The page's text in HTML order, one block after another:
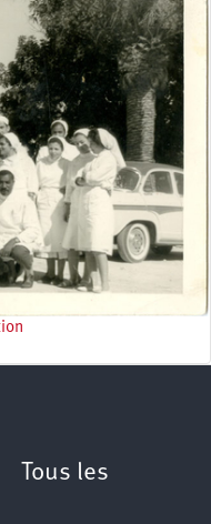
Tous les